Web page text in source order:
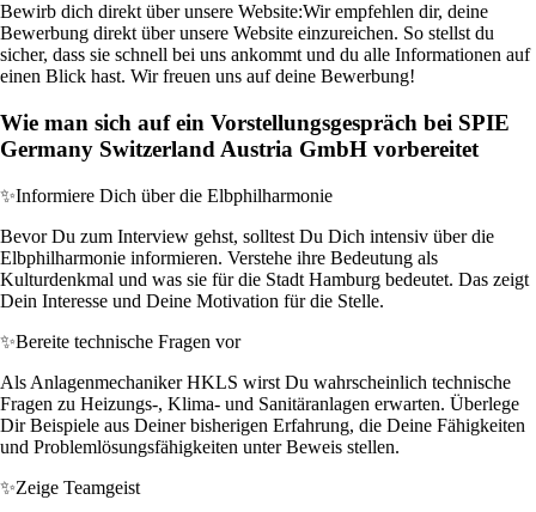
Bewirb dich direkt über unsere Website:Wir empfehlen dir, deine
Bewerbung direkt über unsere Website einzureichen. So stellst du
sicher, dass sie schnell bei uns ankommt und du alle Informationen auf
einen Blick hast. Wir freuen uns auf deine Bewerbung!
Wie man sich auf ein Vorstellungsgespräch bei SPIE
Germany Switzerland Austria GmbH vorbereitet
✨Informiere Dich über die Elbphilharmonie
Bevor Du zum Interview gehst, solltest Du Dich intensiv über die
Elbphilharmonie informieren. Verstehe ihre Bedeutung als
Kulturdenkmal und was sie für die Stadt Hamburg bedeutet. Das zeigt
Dein Interesse und Deine Motivation für die Stelle.
✨Bereite technische Fragen vor
Als Anlagenmechaniker HKLS wirst Du wahrscheinlich technische
Fragen zu Heizungs-, Klima- und Sanitäranlagen erwarten. Überlege
Dir Beispiele aus Deiner bisherigen Erfahrung, die Deine Fähigkeiten
und Problemlösungsfähigkeiten unter Beweis stellen.
✨Zeige Teamgeist